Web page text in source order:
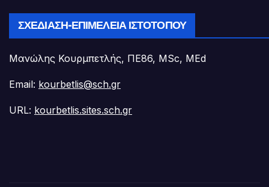
ΣΧΕΔΊΑΣΗ-ΕΠΙΜΈΛΕΙΑ ΙΣΤΟΤΌΠΟΥ
Μανώλης Κουρμπετλής, ΠΕ86, MSc, MEd
Email: kourbetlis@sch.gr
URL: kourbetlis.sites.sch.gr